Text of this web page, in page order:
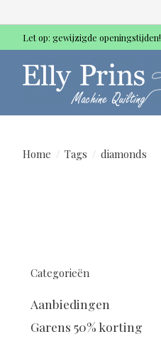
Let op: gewijzigde openingstijden!
Home / Tags / diamonds
Categorieën
Aanbiedingen
Garens 50% korting